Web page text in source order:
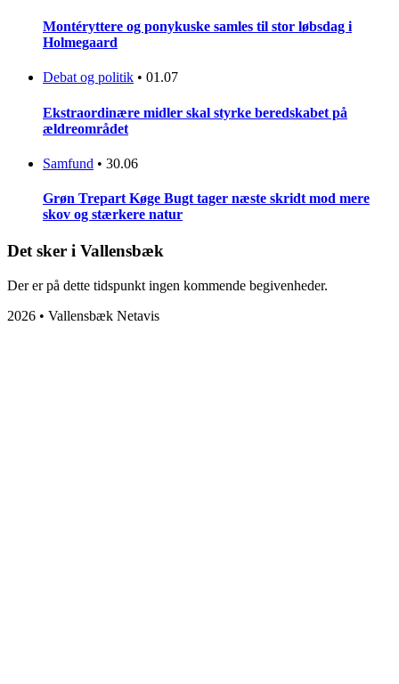
Montéryttere og ponykuske samles til stor løbsdag i
Holmegaard
Debat og politik • 01.07
Ekstraordinære midler skal styrke beredskabet på
ældreområdet
Samfund • 30.06
Grøn Trepart Køge Bugt tager næste skridt mod mere
skov og stærkere natur
Det sker i Vallensbæk
Der er på dette tidspunkt ingen kommende begivenheder.
2026 • Vallensbæk Netavis